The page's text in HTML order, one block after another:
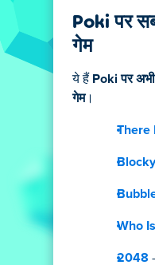
Poki पर
गेम
ये हैं Poki पर
गेम।
There
Who
2048